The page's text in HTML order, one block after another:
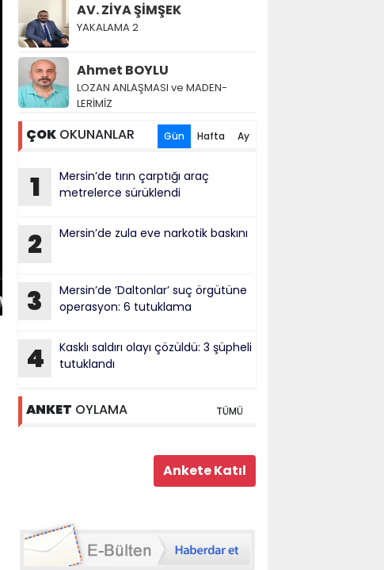
AV. ZİYA ŞİMŞEK
YAKALAMA 2
Ahmet BOYLU
LOZAN AN­LAŞ­MA­SI ve MA­DEN­
LERİMİZ
ÇOK OKUNANLAR Gün Hafta Ay
1
Mersin’de tırın çarptığı araç
metrelerce sürüklendi
2 Mersin’de zula eve narkotik baskını
3
Mersin’de ’Daltonlar’ suç örgütüne
operasyon: 6 tutuklama
4
Kasklı saldırı olayı çözüldü: 3 şüpheli
tutuklandı
ANKET OYLAMA TÜMÜ